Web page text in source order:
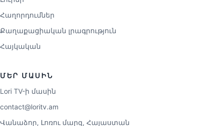
Հաղորդումներ
Քաղաքացիական լրագրություն
Հայկական
ՄԵՐ ՄԱՍԻՆ
Lori TV-ի մասին
contact@loritv.am
Վանաձոր, Լոռու մարզ, Հայաստան